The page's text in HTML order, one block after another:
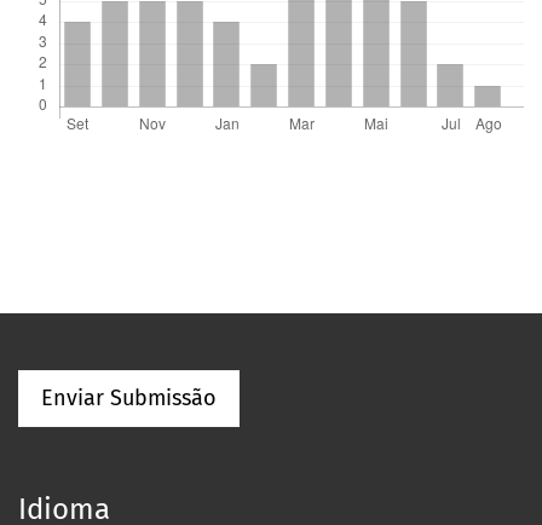
Enviar Submissão
Idioma